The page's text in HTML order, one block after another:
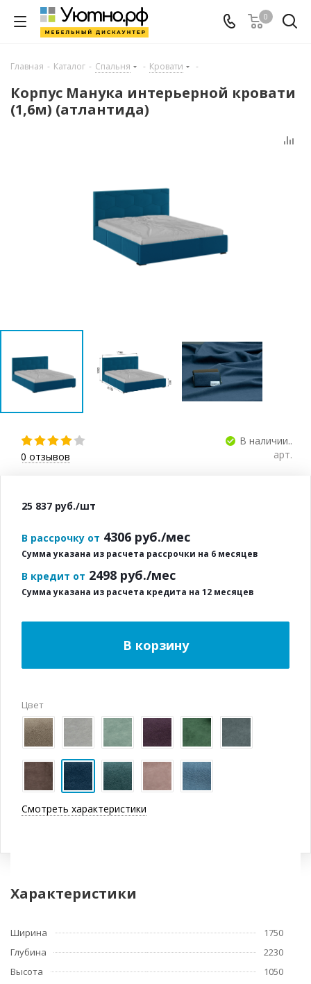
0
Главная - Каталог - Спальня - Кровати -
Корпус Манука интерьерной кровати
(1,6м) (атлантида)
0 отзывов
В наличии..
арт.
25 837 руб./шт
В рассрочку от 4306 руб./мес
Сумма указана из расчета рассрочки на 6 месяцев
В кредит от 2498 руб./мес
Сумма указана из расчета кредита на 12 месяцев
Цвет
Смотреть характеристики
В корзину
Характеристики
Ширина
1750
Глубина
2230
Высота
1050